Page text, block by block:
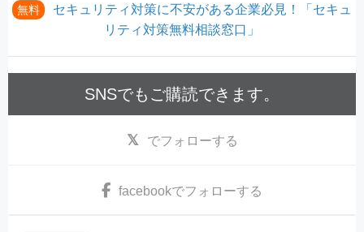
無料
セキュリティ対策に不安がある企業必見！「セキュ
リティ対策無料相談窓口」
SNSでもご購読できます。
でフォローする
facebookでフォローする